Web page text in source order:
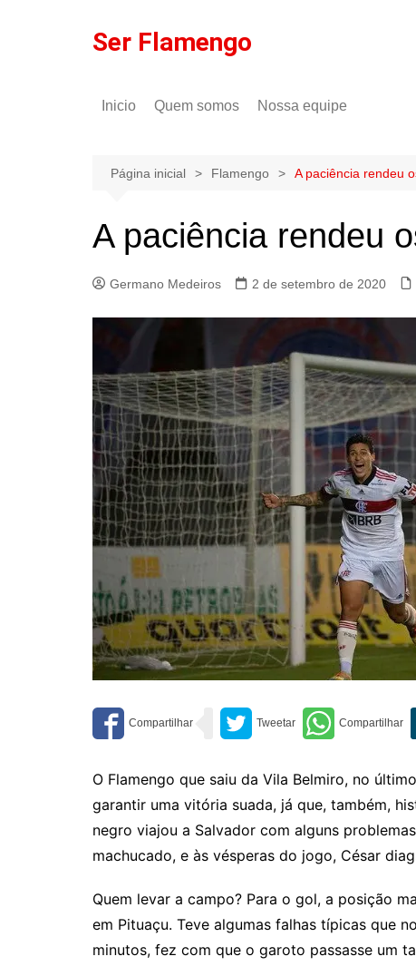
Ser Flamengo
Inicio Quem somos
Política de privacidade
Nossa equipe
Gilson Lima
Página inicial Flamengo A paciência rendeu
A paciência rendeu
Germano Medeiros 2 de setembro de 2020
O Flamengo que saiu da Vila Belmiro, no
garantir uma vitória suada, já que, também,
negro viajou a Salvador com alguns
machucado, e às vésperas do jogo, César
Quem levar a campo? Para o gol, a posição
em Pituaçu. Teve algumas falhas típicas que
minutos, fez com que o garoto passasse um